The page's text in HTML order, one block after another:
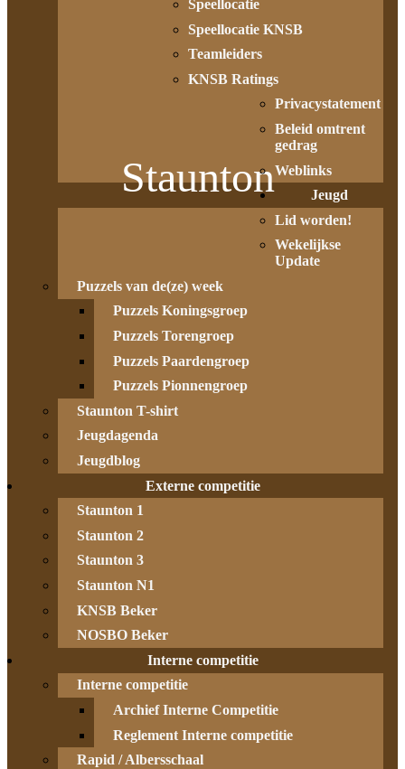
Staunton
Speellocatie
Speellocatie KNSB
Teamleiders
KNSB Ratings
Privacystatement
Beleid omtrent
gedrag
Weblinks
Jeugd
Lid worden!
Wekelijkse
Update
Puzzels van de(ze) week
Puzzels Koningsgroep
Puzzels Torengroep
Puzzels Paardengroep
Puzzels Pionnengroep
Staunton T-shirt
Jeugdagenda
Jeugdblog
Externe competitie
Staunton 1
Staunton 2
Staunton 3
Staunton N1
KNSB Beker
NOSBO Beker
Interne competitie
Interne competitie
Archief Interne Competitie
Reglement Interne competitie
Rapid / Albersschaal